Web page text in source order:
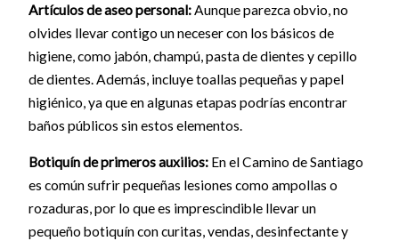
Artículos de aseo personal:Aunque parezca obvio, no
olvides llevar contigo un neceser con los básicos de
higiene, como jabón, champú, pasta de dientes y cepillo
de dientes. Además, incluye toallas pequeñas y papel
higiénico, ya que en algunas etapas podrías encontrar
baños públicos sin estos elementos.
Botiquín de primeros auxilios:En el Camino de Santiago
es común sufrir pequeñas lesiones como ampollas o
rozaduras, por lo que es imprescindible llevar un
pequeño botiquín con curitas, vendas, desinfectante y